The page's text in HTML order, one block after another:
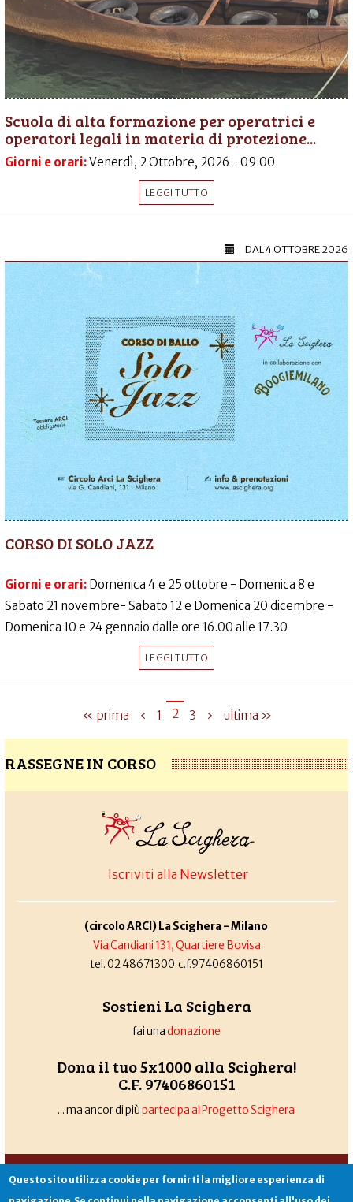
Scuola di alta formazione per operatrici e
operatori legali in materia di protezione...
Giorni e orari:Venerdì, 2 Ottobre, 2026 - 09:00
LEGGI TUTTO
DAL4 OTTOBRE 2026
CORSO DI SOLO JAZZ
Giorni e orari: Domenica 4 e 25 ottobre - Domenica 8 e
Sabato 21 novembre- Sabato 12 e Domenica 20 dicembre -
Domenica 10 e 24 gennaio dalle ore 16.00 alle 17.30
LEGGI TUTTO
« prima ‹ 1 2 3 › ultima »
RASSEGNE IN CORSO
Iscriviti alla Newsletter
(circolo ARCI) La Scighera - Milano
Via Candiani 131, Quartiere Bovisa
tel. 02 48671300 c.f.97406860151
Sostieni La Scighera
fai unadonazione
Dona il tuo 5x1000 alla Scighera!
C.F. 97406860151
... ma ancor di piùpartecipa al Progetto Scighera
Questo sito utilizza cookie per fornirti la migliore esperienza di